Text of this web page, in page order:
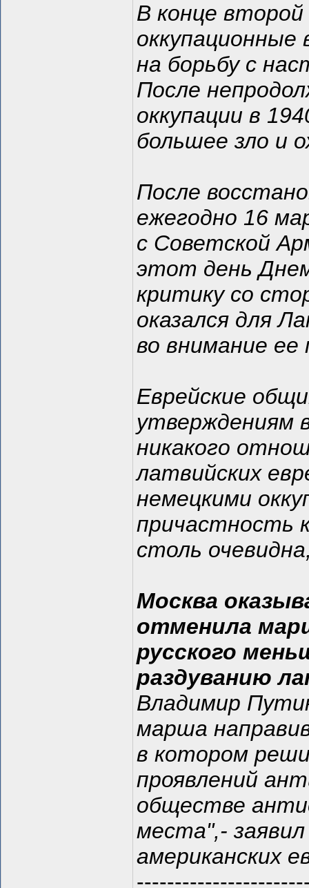
В конце
на борьбу с
После
оккупации в
большее зло и
После
ежегодно 16
с Советской
этот день
критику со
оказался для
во внимание
Еврейские
утверждениям
никакого
латвийских
немецкими
причастность
столь
Москва
отменила
русского
раздуванию
Владимир
марша
в котором
проявлений
обществе
места",-
американских